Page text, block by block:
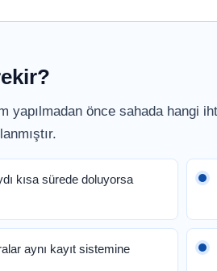
yapılmadan önce sahada hangi
kısa sürede doluyorsa
aynı kayıt sistemine